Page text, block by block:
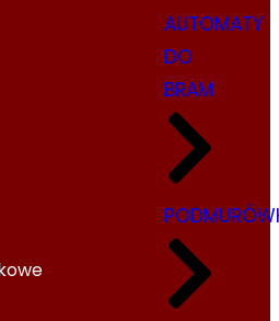
AUTOMATY
DO
BRAM